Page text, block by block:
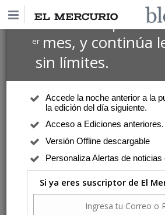
Suscríbete por
ermes, y continúa
sin límites.
Accede la noche anterior a la
la edición del día siguiente.
Acceso a Ediciones anteriores.
Versión Offline descargable
Personaliza Alertas de noticias
Si ya eres suscriptor de El